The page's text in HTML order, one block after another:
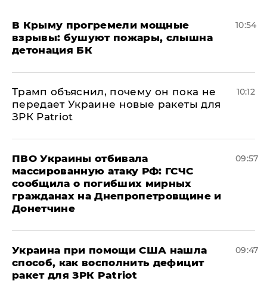
В Крыму прогремели мощные
взрывы: бушуют пожары, слышна
детонация БК
10:54
Трамп объяснил, почему он пока не
передает Украине новые ракеты для
ЗРК Patriot
10:12
ПВО Украины отбивала
массированную атаку РФ: ГСЧС
сообщила о погибших мирных
гражданах на Днепропетровщине и
Донетчине
09:57
Украина при помощи США нашла
способ, как восполнить дефицит
ракет для ЗРК Patriot
09:47